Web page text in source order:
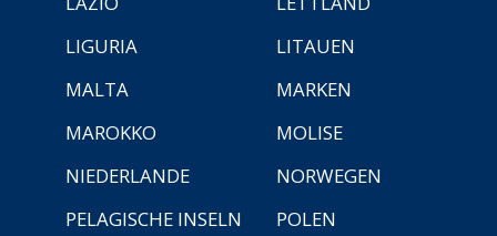
LIGURIA
LITAUEN
MALTA
MARKEN
MAROKKO
MOLISE
NIEDERLANDE
NORWEGEN
PELAGISCHE INSELN
POLEN